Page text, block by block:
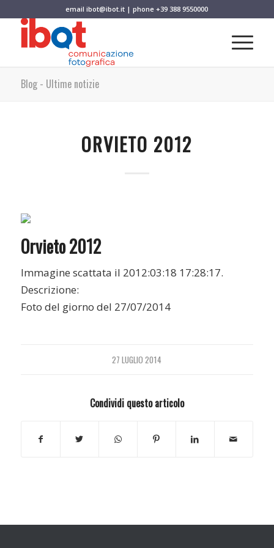
emailibot@ibot.it | phone+39 388 9550000
Blog - Ultime notizie
ORVIETO 2012
Orvieto 2012
Immagine scattata il 2012:03:18 17:28:17.
Descrizione:
Foto del giorno del 27/07/2014
27 LUGLIO 2014
Condividi questo articolo